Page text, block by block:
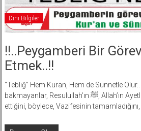
Dini Bilgiler
!!..Peygamberi Bir
Etmek..!!
“Tebliğ” Hem Kuran, Hem de Sünnetle
bakmayanlar, Resulullah’ın ﷺ, Allah’ın Ayetlerini; Kullarına tebliğ
ettiğini, böylece, Vazifesinin